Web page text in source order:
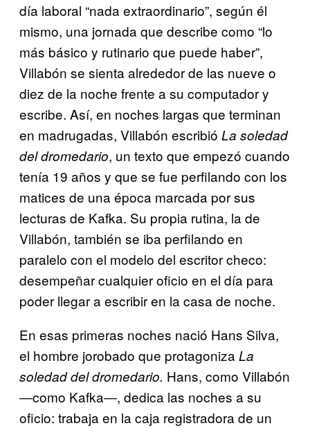
día laboral “nada extraordinario”, según él
mismo, una jornada que describe como “lo
más básico y rutinario que puede haber”,
Villabón se sienta alrededor de las nueve o
diez de la noche frente a su computador y
escribe. Así, en noches largas que terminan
en madrugadas, Villabón escribió La soledad
del dromedario, un texto que empezó cuando
tenía 19 años y que se fue perfilando con los
matices de una época marcada por sus
lecturas de Kafka. Su propia rutina, la de
Villabón, también se iba perfilando en
paralelo con el modelo del escritor checo:
desempeñar cualquier oficio en el día para
poder llegar a escribir en la casa de noche.
En esas primeras noches nació Hans Silva,
el hombre jorobado que protagonizaLa
soledad del dromedario. Hans, como Villabón
―como Kafka―, dedica las noches a su
oficio: trabaja en la caja registradora de un